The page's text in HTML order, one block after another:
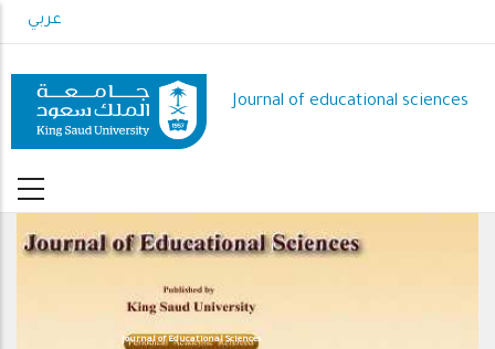
to
content
عربي
Journal of educational sciences
Journal of Educational Sciences